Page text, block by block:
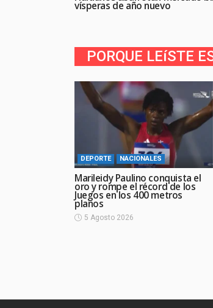
vísperas de año nuevo
PORQUE LEíSTE
DEPORTE NACIONALES
Marileidy Paulino conquista el
oro y rompe el récord de los
Juegos en los 400 metros
planos
5 Agosto 2026